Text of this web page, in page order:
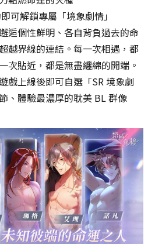
可解鎖專屬「境象劇情」
逅個性鮮明、各自背負過去的命
越界線的連結。每一次相遇，都
次貼近，都是無盡纏綿的開端。
戲上線後即可自選「SR 境象劇
、體驗最濃厚的耽美 BL 群像
資
料
傳
輸
中…
請
關
閉
視
窗，
以
避
免
失
敗！